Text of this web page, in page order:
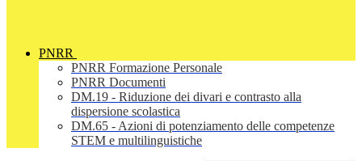
PNRR
PNRR Formazione Personale
PNRR Documenti
DM.19 - Riduzione dei divari e contrasto alla
dispersione scolastica
DM.65 - Azioni di potenziamento delle competenze
STEM e multilinguistiche